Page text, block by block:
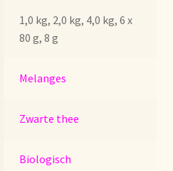
1,0 kg, 2,0 kg, 4,0 kg, 6 x
80 g, 8 g
Melanges
Zwarte thee
Biologisch